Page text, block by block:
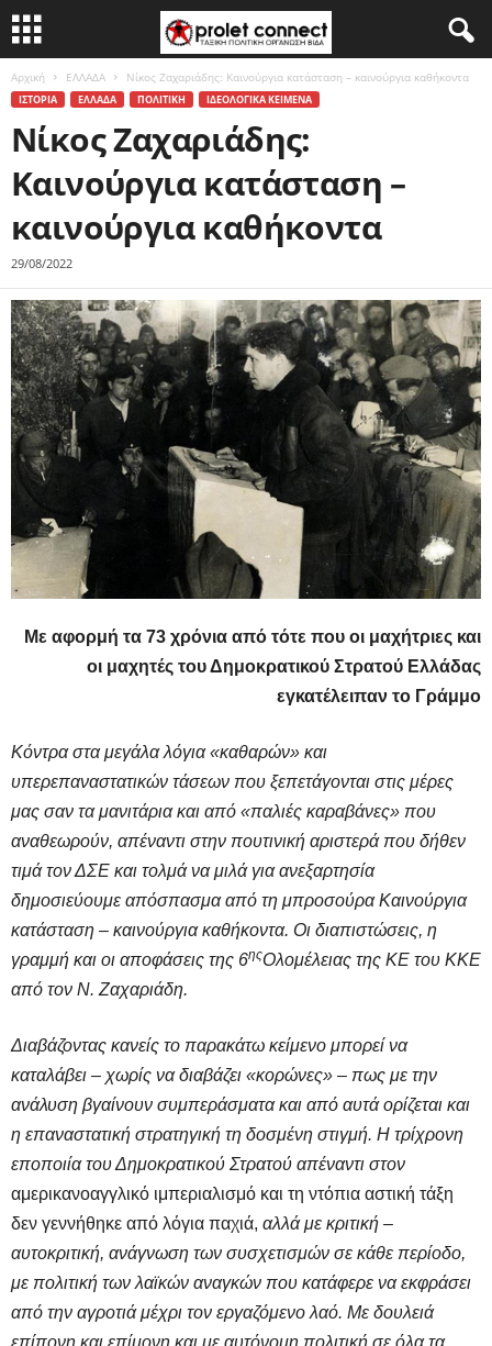
Αρχική ΕΛΛΑΔΑ Νίκος Ζαχαριάδης: Καινούργια κατάσταση – καινούργια καθήκοντα
ΙΣΤΟΡΙΑ ΕΛΛΑΔΑ ΠΟΛΙΤΙΚΗ ΙΔΕΟΛΟΓΙΚΑ ΚΕΙΜΕΝΑ
Νίκος Ζαχαριάδης:
Καινούργια κατάσταση –
καινούργια καθήκοντα
29/08/2022
Με αφορμή τα 73 χρόνια από τότε που οι μαχήτριες και
οι μαχητές του Δημοκρατικού Στρατού Ελλάδας
εγκατέλειπαν το Γράμμο
Κόντρα στα μεγάλα λόγια «καθαρών» και
υπερεπαναστατικών τάσεων που ξεπετάγονται στις μέρες
μας σαν τα μανιτάρια και από «παλιές καραβάνες» που
αναθεωρούν, απέναντι στην πουτινική αριστερά που δήθεν
τιμά τον ΔΣΕ και τολμά να μιλά για ανεξαρτησία
δημοσιεύουμε απόσπασμα από τη μπροσούρα Καινούργια
κατάσταση – καινούργια καθήκοντα. Οι διαπιστώσεις, η
γραμμή και οι αποφάσεις της 6ηςΟλομέλειας της ΚΕ του ΚΚΕ
από τον Ν. Ζαχαριάδη.
Διαβάζοντας κανείς το παρακάτω κείμενο μπορεί να
καταλάβει – χωρίς να διαβάζει «κορώνες» – πως με την
ανάλυση βγαίνουν συμπεράσματα και από αυτά ορίζεται και
η επαναστατική στρατηγική τη δοσμένη στιγμή. Η τρίχρονη
εποποιία του Δημοκρατικού Στρατού απέναντι στον
αμερικανοαγγλικό ιμπεριαλισμό και τη ντόπια αστική τάξη
δεν γεννήθηκε από λόγια παχιά, αλλά με κριτική –
αυτοκριτική, ανάγνωση των συσχετισμών σε κάθε περίοδο,
με πολιτική των λαϊκών αναγκών που κατάφερε να εκφράσει
από την αγροτιά μέχρι τον εργαζόμενο λαό. Με δουλειά
επίπονη και επίμονη και με αυτόνομη πολιτική σε όλα τα